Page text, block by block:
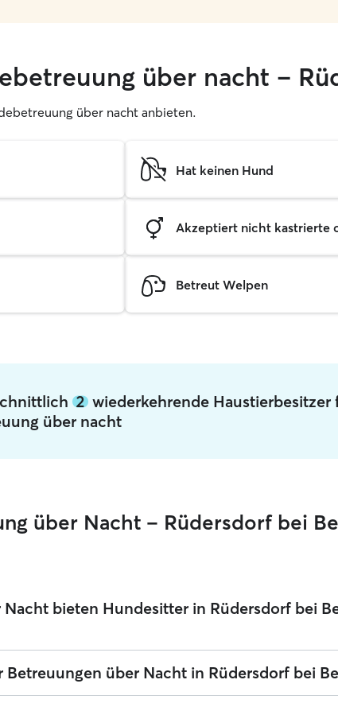
über nacht –
über nacht anbieten.
Hat keinen Hund
Akzeptiert nicht kastrierte
Betreut Welpen
2 wiederkehrende Haustierbesitzer
über nacht
über Nacht – Rüdersdorf bei
bieten Hundesitter in Rüdersdorf bei
über Nacht in Rüdersdorf bei Berlin, die sich in ihrem Zuhause
die du bei Rover findest, nehmen deinen Hund bei sich zu
oder länger ist. Hundesitter für Hundebetreuungen über
über Nacht in Rüdersdorf bei